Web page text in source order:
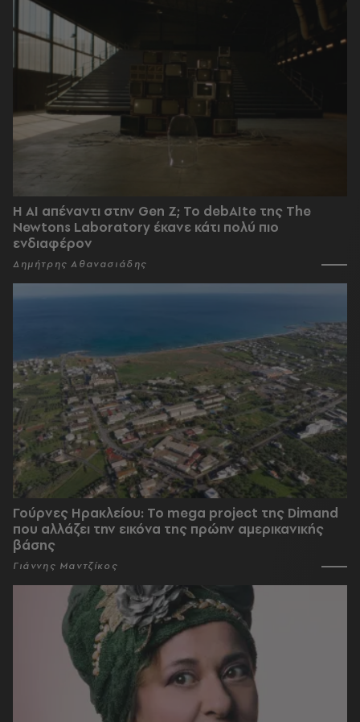
Η AI απέναντι στην Gen Z; Το debAIte της The
Newtons Laboratory έκανε κάτι πολύ πιο
ενδιαφέρον
Δημήτρης Αθανασιάδης
Γούρνες Ηρακλείου: To mega project της Dimand
που αλλάζει την εικόνα της πρώην αμερικανικής
βάσης
Γιάννης Μαντζίκος